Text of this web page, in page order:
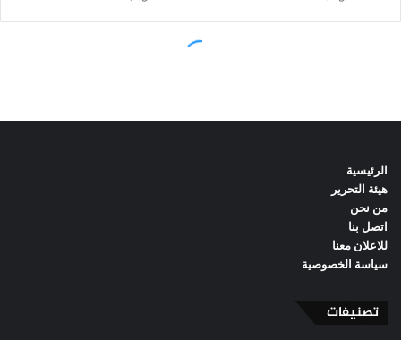
الرئيسية
هيئة التحرير
من نحن
اتصل بنا
للاعلان معنا
سياسة الخصوصية
تصنيفات